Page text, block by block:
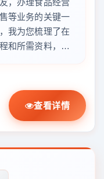
，办理食品经营
等业务的关键一
我为您梳理了在
和所需资料，
查看详情